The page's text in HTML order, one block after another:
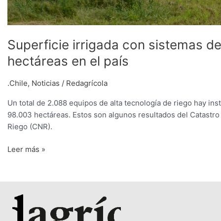
Superficie irrigada con sistemas
hectáreas en el país
.Chile, Noticias / Redagrícola
Un total de 2.088 equipos de alta tecnología de riego hay
98.003 hectáreas. Estos son algunos resultados del
Riego (CNR).
Leer más »